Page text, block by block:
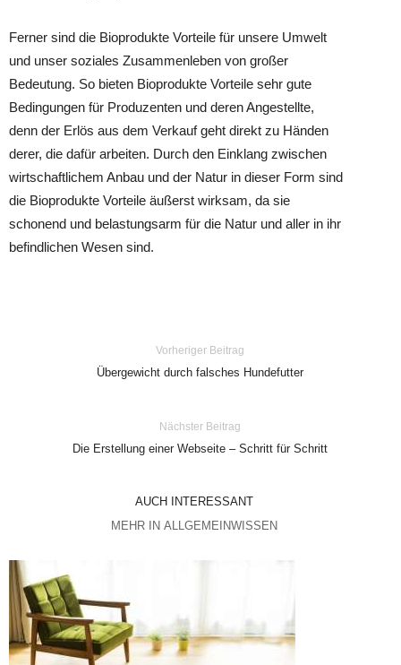
Ferner sind die Bioprodukte Vorteile für unsere Umwelt
und unser soziales Zusammenleben von großer
Bedeutung. So bieten Bioprodukte Vorteile sehr gute
Bedingungen für Produzenten und deren Angestellte,
denn der Erlös aus dem Verkauf geht direkt zu Händen
derer, die dafür arbeiten. Durch den Einklang zwischen
wirtschaftlichem Anbau und der Natur in dieser Form sind
die Bioprodukte Vorteile äußerst wirksam, da sie
schonend und belastungsarm für die Natur und aller in ihr
befindlichen Wesen sind.
Vorheriger Beitrag
Übergewicht durch falsches Hundefutter
Nächster Beitrag
Die Erstellung einer Webseite – Schritt für Schritt
AUCH INTERESSANT
MEHR IN ALLGEMEINWISSEN